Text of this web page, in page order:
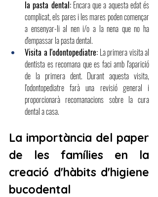
la pasta dental: Encara que a aquesta edat és
complicat, els pares i les mares poden començar
a ensenyar-li al nen i/o a la nena que no ha
d'empassar la pasta dental.
Visita a l'odontopediatre: La primera visita al
dentista es recomana que es faci amb l'aparició
de la primera dent. Durant aquesta visita,
l'odontopediatre farà una revisió general i
proporcionarà recomanacions sobre la cura
dental a casa.
La importància del paper
de les famílies en la
creació d'hàbits d'higiene
bucodental